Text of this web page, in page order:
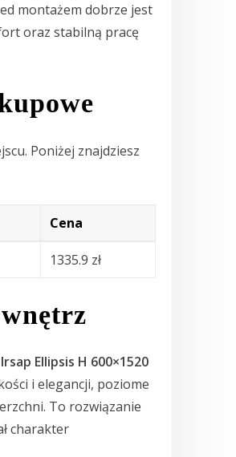
montażem dobrze jest
oraz stabilną pracę
Poniżej znajdziesz
Cena
1335.9 zł
Irsap Ellipsis H 600×1520
i elegancji, poziome
To rozwiązanie
charakter